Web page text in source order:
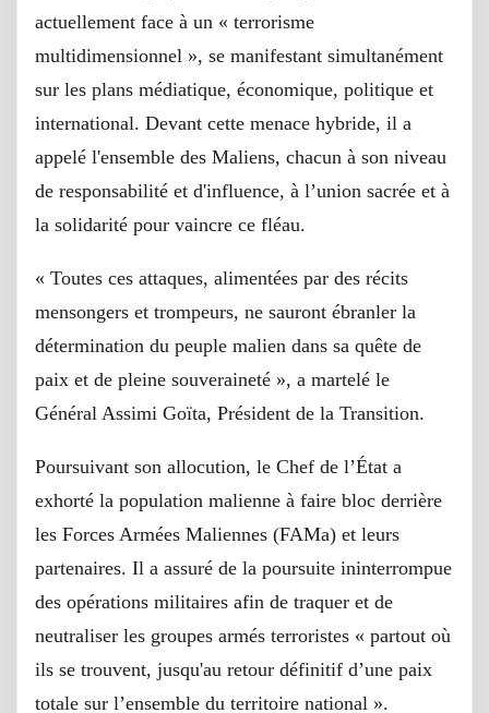
actuellement face à un « terrorisme
multidimensionnel », se manifestant simultanément
sur les plans médiatique, économique, politique et
international. Devant cette menace hybride, il a
appelé l'ensemble des Maliens, chacun à son niveau
de responsabilité et d'influence, à l’union sacrée et à
la solidarité pour vaincre ce fléau.
« Toutes ces attaques, alimentées par des récits
mensongers et trompeurs, ne sauront ébranler la
détermination du peuple malien dans sa quête de
paix et de pleine souveraineté », a martelé le
Général Assimi Goïta, Président de la Transition.
Poursuivant son allocution, le Chef de l’État a
exhorté la population malienne à faire bloc derrière
les Forces Armées Maliennes (FAMa) et leurs
partenaires. Il a assuré de la poursuite ininterrompue
des opérations militaires afin de traquer et de
neutraliser les groupes armés terroristes « partout où
ils se trouvent, jusqu'au retour définitif d’une paix
totale sur l’ensemble du territoire national ».